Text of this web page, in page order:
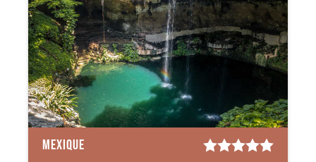
MEXIQUE